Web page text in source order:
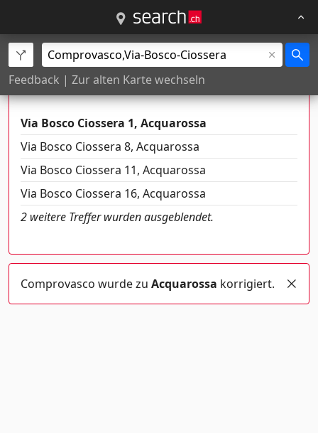
Feedback | Zur alten Karte wechseln
Es gibt mehrere Orte mit diesem
Namen
Via Bosco Ciossera 1, Acquarossa
Via Bosco Ciossera 8, Acquarossa
Via Bosco Ciossera 11, Acquarossa
Via Bosco Ciossera 16, Acquarossa
2 weitere Treffer wurden ausgeblendet.
Comprovasco wurde zu Acquarossa korrigiert.